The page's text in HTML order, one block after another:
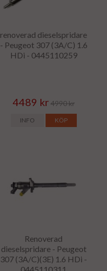
renoverad dieselspridare
- Peugeot 307 (3A/C) 1.6
HDi - 0445110259
4489 kr 4990 kr
INFO KÖP
Renoverad
dieselspridare - Peugeot
307 (3A/C)(3E) 1.6 HDi -
0445110311